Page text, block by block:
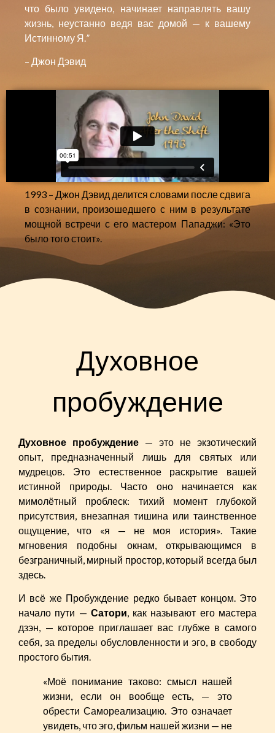
что было увидено, начинает направлять вашу
жизнь, неустанно ведя вас домой — к вашему
Истинному Я. ”
– Джон Дэвид
1993 – Джон Дэвид делится словами после сдвига
в сознании, произошедшего с ним в результате
мощной встречи с его мастером Пападжи: «Это
было того стоит».
Духовное
пробуждение
Духовное пробуждение — это не экзотический
опыт, предназначенный лишь для святых или
мудрецов. Это естественное раскрытие вашей
истинной природы. Часто оно начинается как
мимолётный проблеск: тихий момент глубокой
присутствия, внезапная тишина или таинственное
ощущение, что «я — не моя история». Такие
мгновения подобны окнам, открывающимся в
безграничный, мирный простор, который всегда был
здесь.
И всё же Пробуждение редко бывает концом. Это
начало пути — Сатори, как называют его мастера
дзэн, — которое приглашает вас глубже в самого
себя, за пределы обусловленности и эго, в свободу
простого бытия.
«Моё понимание таково: смысл нашей
жизни, если он вообще есть, — это
обрести Самореализацию. Это означает
увидеть, что эго, фильм нашей жизни — не